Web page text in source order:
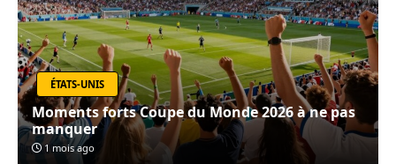
ÉTATS-UNIS
Moments forts Coupe du Monde 2026 à ne pas
manquer
1 mois ago